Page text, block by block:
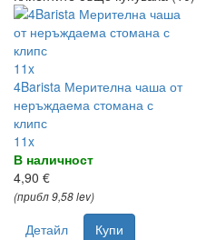
11x
4Barista Мерителна чаша от
неръждаема стомана с
клипс
11x
В наличност
4,90 €
(прибл 9,58 lev)
Детайл Купи